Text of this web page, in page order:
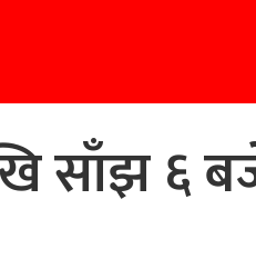
साँझ ६